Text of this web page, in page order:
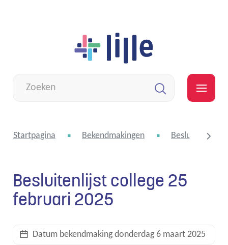
inhoud
zoek
Startpagina Bekendmakingen Besluitenlijst
Besluitenlijst college 25
februari 2025
Datum bekendmakingdonderdag 6 maart 2025